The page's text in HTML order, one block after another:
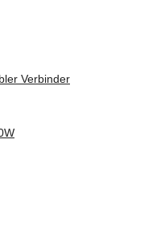
Verbinder